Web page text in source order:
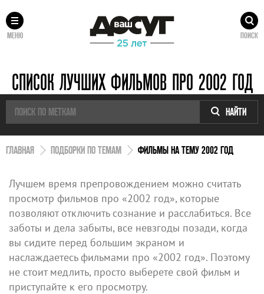
МЕНЮ ПОИСК
СПИСОК ЛУЧШИХ ФИЛЬМОВ ПРО 2002 ГОД
НАЙТИ
ГЛАВНАЯ ПОДБОРКИ ПО ТЕМАМ ФИЛЬМЫ НА ТЕМУ 2002 ГОД
Лучшем время препровождением можно считать
просмотр фильмов про «2002 год», которые
позволяют отключить сознание и расслабиться. Все
заботы и дела забыты, все невзгоды позади, когда
вы сидите перед большим экраном и
наслаждаетесь фильмами про «2002 год». Поэтому
не стоит медлить, просто выберете свой фильм и
приступайте к его просмотру.